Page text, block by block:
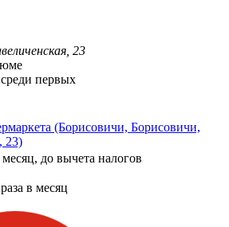
23
первых
(Борисовичи, Борисовичи,
23)
месяц, до вычета налогов
в месяц